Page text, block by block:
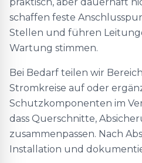
schaffen feste
Stellen und führen
Wartung stimmen.
Bei Bedarf teilen wir
Stromkreise auf oder
Schutzkomponenten im
dass Querschnitte,
zusammenpassen. Nach
Installation und